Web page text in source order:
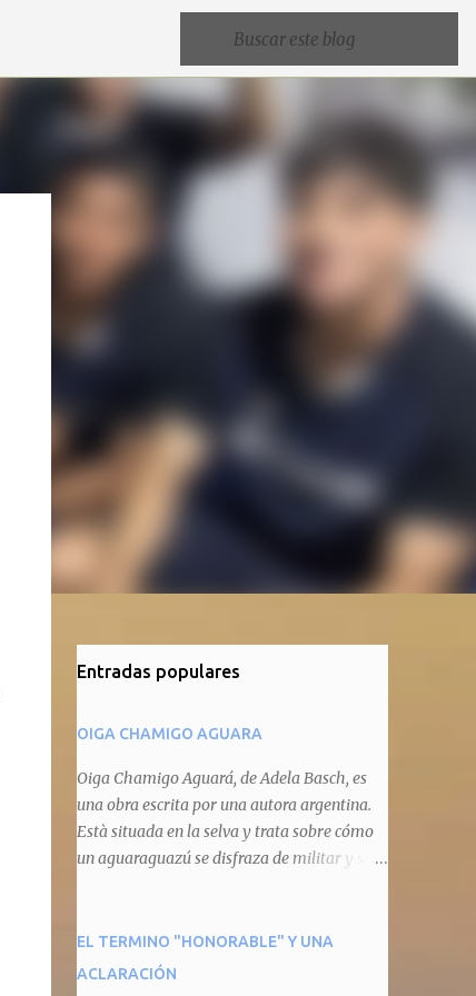
Entradas populares
OIGA CHAMIGO AGUARA
Oiga Chamigo Aguará, de Adela Basch, es
una obra escrita por una autora argentina.
Està situada en la selva y trata sobre cómo
un aguaraguazú se disfraza de militar y se
animal que pretenda circular por ahí. En
primera instancia aparece Teteu, el tero,
EL TERMINO "HONORABLE" Y UNA
ACLARACIÓN